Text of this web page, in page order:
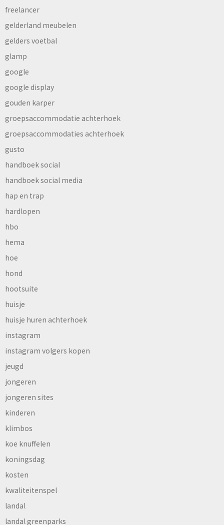
freelancer
gelderland meubelen
gelders voetbal
glamp
google
google display
gouden karper
groepsaccommodatie achterhoek
groepsaccommodaties achterhoek
gusto
handboek social
handboek social media
hap en trap
hardlopen
hbo
hema
hoe
hond
hootsuite
huisje
huisje huren achterhoek
instagram
instagram volgers kopen
jeugd
jongeren
jongeren sites
kinderen
klimbos
koe knuffelen
koningsdag
kosten
kwaliteitenspel
landal
landal greenparks